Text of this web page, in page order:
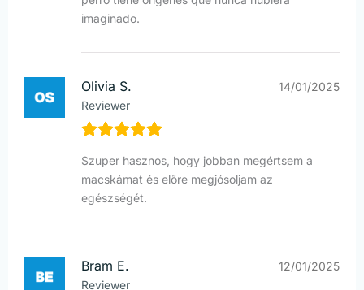
imaginado.
Olivia S.
Reviewer
14/01/2025
Szuper hasznos, hogy jobban megértsem a
macskámat és előre megjósoljam az
egészségét.
Bram E.
Reviewer
12/01/2025